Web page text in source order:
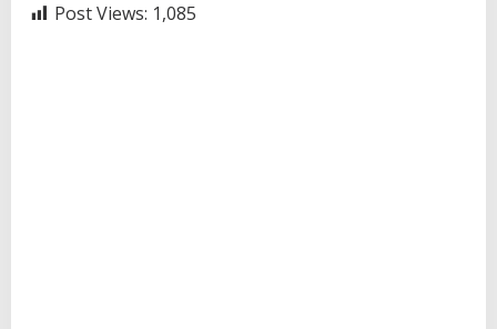
Post Views: 1,085